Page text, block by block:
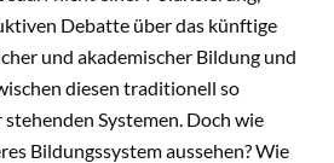
Debatte über das künftige
und akademischer Bildung und
diesen traditionell so
Systemen. Doch wie
Bildungssystem aussehen? Wie